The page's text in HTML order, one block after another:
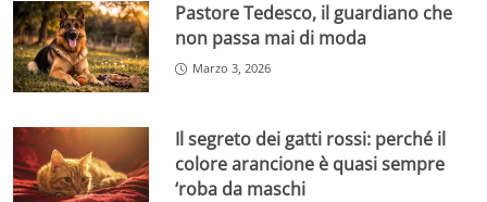
Pastore Tedesco, il guardiano che
non passa mai di moda
Marzo 3, 2026
Il segreto dei gatti rossi: perché il
colore arancione è quasi sempre
‘roba da maschi